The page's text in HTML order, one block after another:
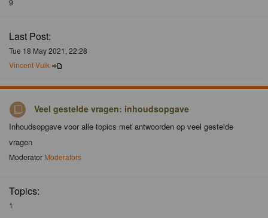
Last Post:
Tue 18 May 2021, 22:28
Vincent Vuik
Veel gestelde vragen: inhoudsopgave
Inhoudsopgave voor alle topics met antwoorden op veel gestelde
vragen
Moderator Moderators
Topics:
1